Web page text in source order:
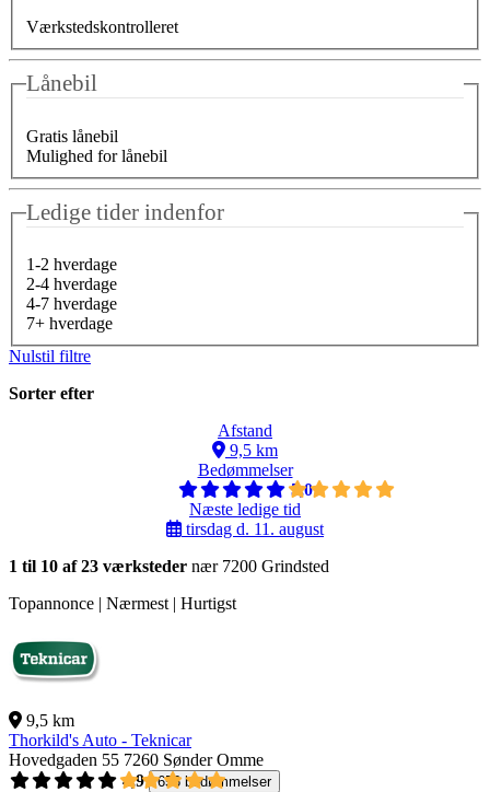
Værkstedskontrolleret
Lånebil
Gratis lånebil
Mulighed for lånebil
Ledige tider indenfor
1-2 hverdage
2-4 hverdage
4-7 hverdage
7+ hverdage
Nulstil filtre
Sorter efter
Afstand
9,5 km
Bedømmelser
5,0
Næste ledige tid
tirsdag d. 11. august
1 til 10 af 23 værksteder nær 7200 Grindsted
Topannonce | Nærmest | Hurtigst
9,5 km
Thorkild's Auto - Teknicar
Hovedgaden 55 7260 Sønder Omme
4,9
656 bedømmelser